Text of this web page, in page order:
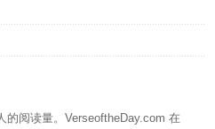
的阅读量。VerseoftheDay.com 在